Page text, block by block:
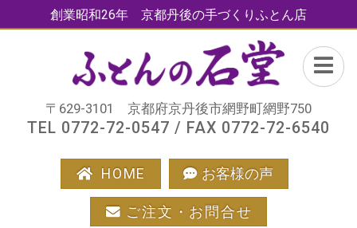
創業昭和26年 京都丹後の手づくりふとん店
〒629-3101 京都府京丹後市網野町網野750
TEL 0772-72-0547 / FAX 0772-72-6540
HOME お客様の声
ご注文・お問合せ